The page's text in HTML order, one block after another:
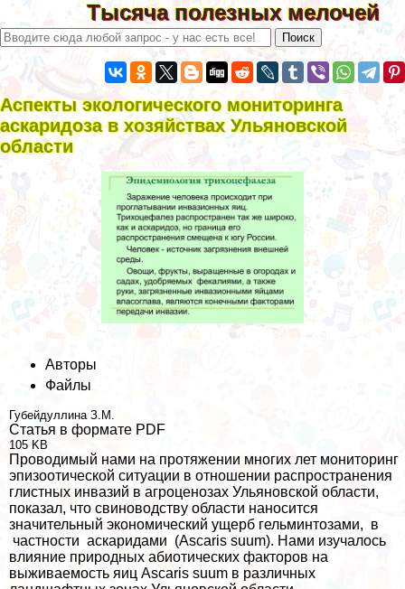
Тысяча полезных мелочей
Аспекты экологического мониторинга
аскаридоза в хозяйствах Ульяновской
области
Авторы
Файлы
Губейдуллина З.М.
Статья в формате PDF
105 KB
Проводимый нами на протяжении многих лет мониторинг
эпизоотической ситуации в отношении распространения
глистных инвазий в агроценозах Ульяновской области,
показал, что свиноводству области наносится
значительный экономический ущерб гельминтозами, в
частности аскаридами (Ascaris suum). Нами изучалось
влияние природных абиотических факторов на
выживаемость яиц Ascaris suum в различных